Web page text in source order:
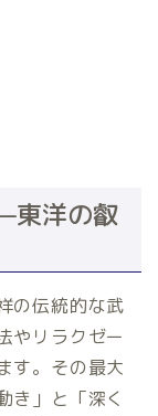
東洋の叡
の伝統的な武
やリラクゼー
す。その最大
き」と「深く